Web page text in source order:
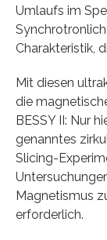
Umlaufs im
Charakteristik,
Mit diesen
die
BESSY II: Nur
genanntes
Slicing-
Magnetismus
erforderlich.